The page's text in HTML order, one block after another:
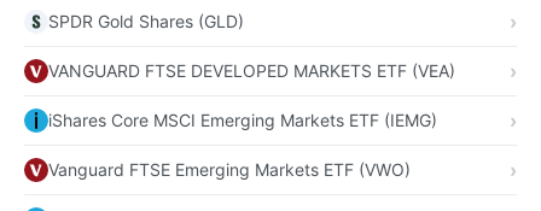
SPDR Gold Shares (GLD)
VANGUARD FTSE DEVELOPED MARKETS ETF (VEA)
iShares Core MSCI Emerging Markets ETF (IEMG)
Vanguard FTSE Emerging Markets ETF (VWO)